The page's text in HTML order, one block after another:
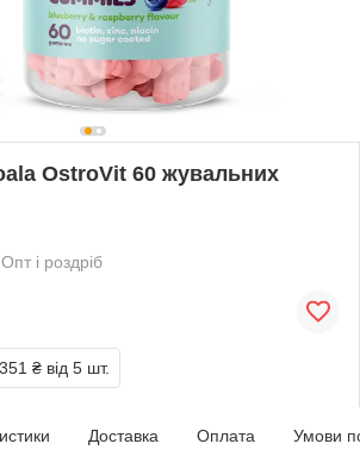
OstroVit 60 жувальних
Опт і роздріб
351 ₴ від 5 шт.
Доставка Оплата Умови